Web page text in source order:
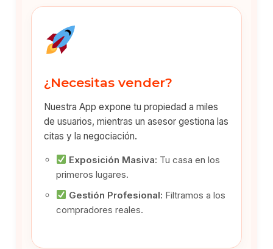
¿Necesitas vender?
Nuestra App expone tu propiedad a miles
de usuarios, mientras un asesor gestiona las
citas y la negociación.
Exposición Masiva: Tu casa en los
primeros lugares.
Gestión Profesional: Filtramos a los
compradores reales.